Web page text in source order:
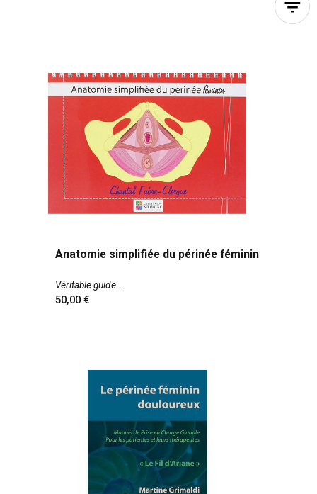
Anatomie simplifiée du périnée féminin
Véritable guide
50,00